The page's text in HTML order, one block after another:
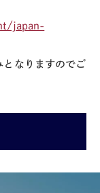
japan-
なりますのでご